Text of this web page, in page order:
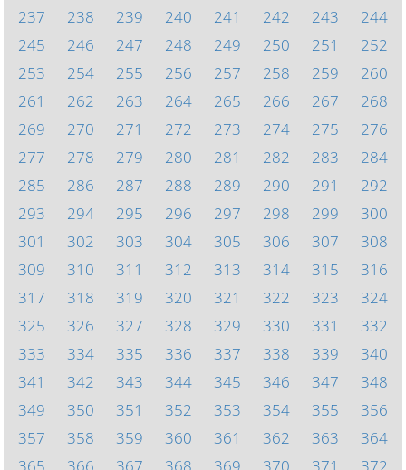
237
238 239 240 241 242 243
244
245
246 247 248 249 250 251
252
253
254 255 256 257 258 259
260
261
262 263 264 265 266 267
268
269
270 271 272 273 274 275
276
277
278 279 280 281 282 283
284
285
286 287 288 289 290 291
292
293
294 295 296 297 298 299
300
301
302 303 304 305 306 307
308
309
310 311 312 313 314 315
316
317
318 319 320 321 322 323
324
325
326 327 328 329 330 331
332
333
334 335 336 337 338 339
340
341
342 343 344 345 346 347
348
349
350 351 352 353 354 355
356
357
358 359 360 361 362 363
364